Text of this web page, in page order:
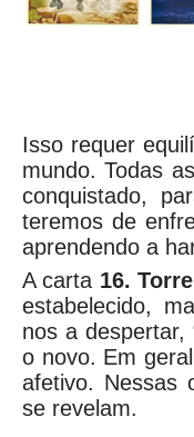
Isso requer
mundo. Todas
conquistado,
teremos de
aprendendo a
A carta 16. Torre
estabelecido,
nos a despertar,
o novo. Em
afetivo. Nessas
se revelam.